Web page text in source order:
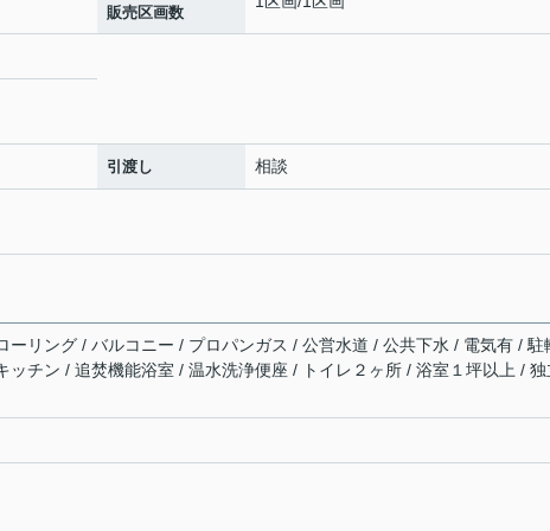
販売区画数
引渡し 相談
ーリング / バルコニー / プロパンガス / 公営水道 / 公共下水 / 電気有 / 駐
ッチン / 追焚機能浴室 / 温水洗浄便座 / トイレ２ヶ所 / 浴室１坪以上 / 独